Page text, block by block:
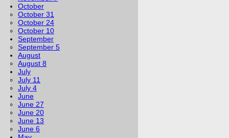
October
October 31
October 24
October 10
September
September 5
August
August 8
July
July 11
July 4
June
June 27
June 20
June 13
June 6